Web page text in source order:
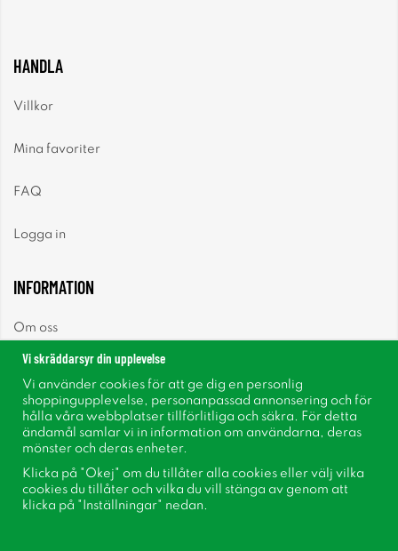
HANDLA
Villkor
Mina favoriter
FAQ
Logga in
INFORMATION
Om oss
Nyhetsbrev
Om cookies
Inspiration
Vi skräddarsyr din upplevelse
Vi använder cookies för att ge dig en personlig
shoppingupplevelse, personanpassad annonsering och för
hålla våra webbplatser tillförlitliga och säkra. För detta
ändamål samlar vi in information om användarna, deras
mönster och deras enheter.
Klicka på "Okej" om du tillåter alla cookies eller välj vilka
cookies du tillåter och vilka du vill stänga av genom att
klicka på "Inställningar" nedan.